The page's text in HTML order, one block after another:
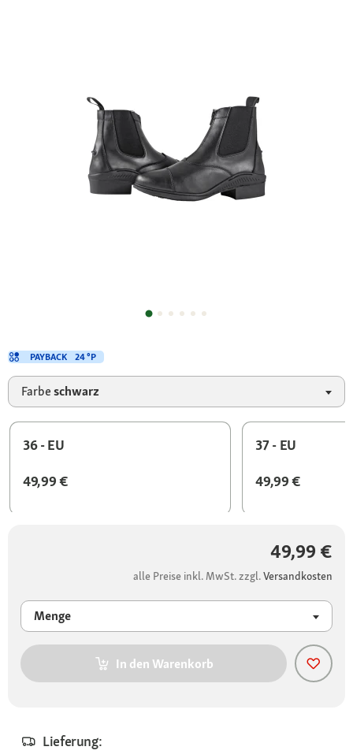
Farbeschwarz
36 - EU
49,99 €
37 - EU
49,99 €
49,99 €
alle Preise inkl. MwSt. zzgl.Versandkosten
Menge
In den Warenkorb
Lieferung:
PAYBACK 24 °P